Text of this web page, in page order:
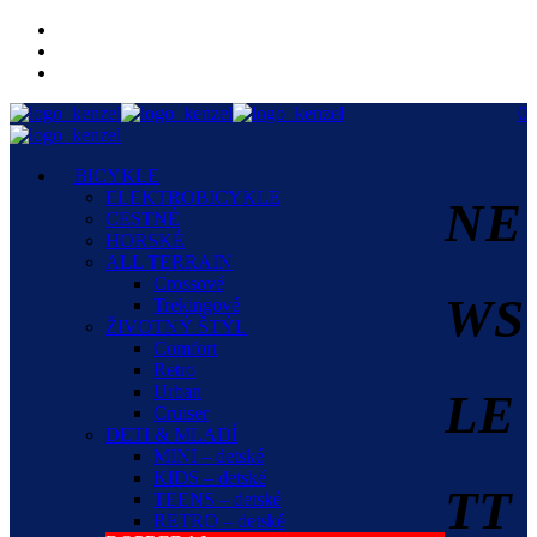
BICYKLE
ELEKTROBICYKLE
CESTNÉ
HORSKÉ
ALL TERRAIN
Crossové
Trekingové
ŽIVOTNÝ ŠTÝL
Comfort
Retro
Urban
Cruiser
DETI & MLADÍ
MINI – detské
KIDS – detské
TEENS – detské
RETRO – detské
0
NE
WS
LE
TT